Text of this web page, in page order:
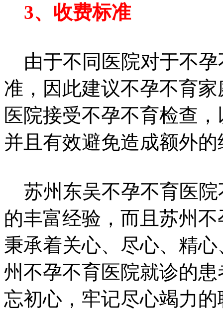
3、收费标准
由于不同医院对于不孕
准，因此建议不孕不育
医院接受不孕不育检查
并且有效避免造成额外
苏州东吴不孕不育医院
的丰富经验，而且苏州
秉承着关心、尽心、精
州不孕不育医院就诊的
忘初心，牢记尽心竭力